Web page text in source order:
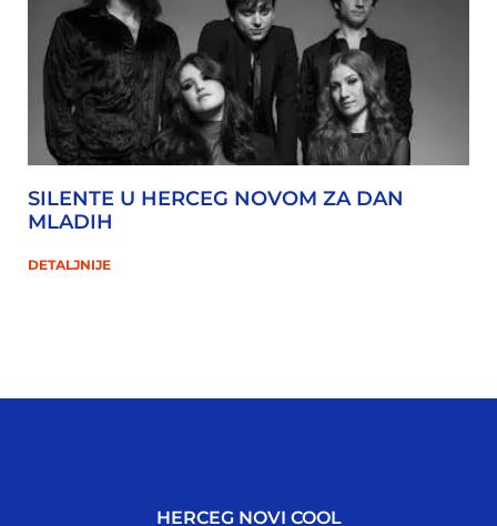
SILENTE U HERCEG NOVOM ZA DAN
MLADIH
DETALJNIJE
HERCEG NOVI COOL